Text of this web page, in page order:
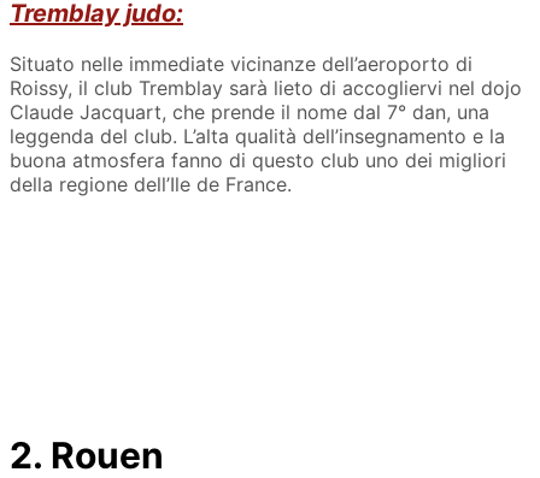
Tremblay judo:
Situato nelle immediate vicinanze dell’aeroporto di
Roissy, il club Tremblay sarà lieto di accogliervi nel dojo
Claude Jacquart, che prende il nome dal 7° dan, una
leggenda del club. L’alta qualità dell’insegnamento e la
buona atmosfera fanno di questo club uno dei migliori
della regione dell’Ile de France.
2. Rouen